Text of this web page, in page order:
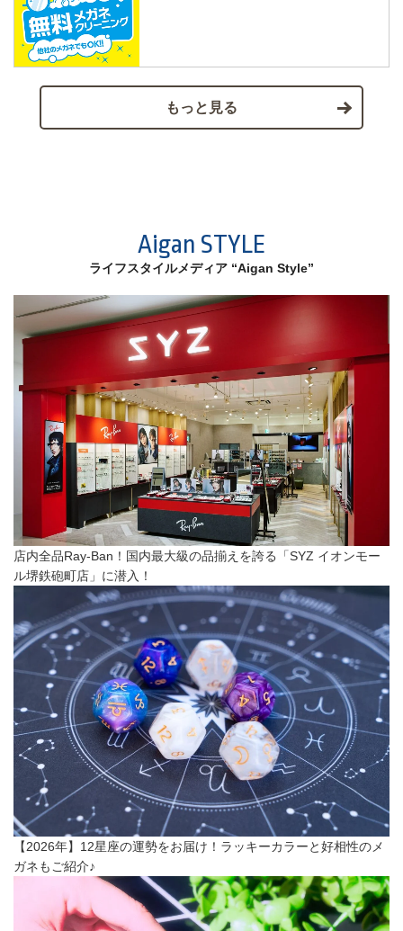
もっと見る
Aigan STYLE
ライフスタイルメディア “Aigan Style”
店内全品Ray-Ban！国内最大級の品揃えを誇る「SYZ イオンモー
ル堺鉄砲町店」に潜入！
【2026年】12星座の運勢をお届け！ラッキーカラーと好相性のメ
ガネもご紹介♪